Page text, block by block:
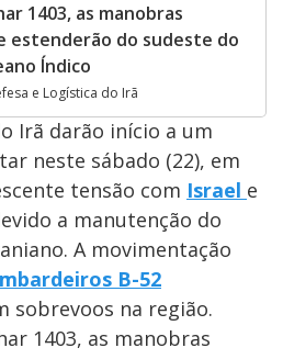
1403, as manobras
estenderão do sudeste do
Índico
e Logística do Irã
Irã darão início a um
neste sábado (22), em
tensão com Israel e
a manutenção do
A movimentação
B-52
sobrevoos na região.
1403, as manobras